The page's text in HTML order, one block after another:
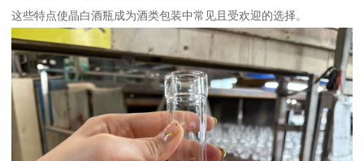
这些特点使晶白酒瓶成为酒类包装中常见且受欢迎的选择。